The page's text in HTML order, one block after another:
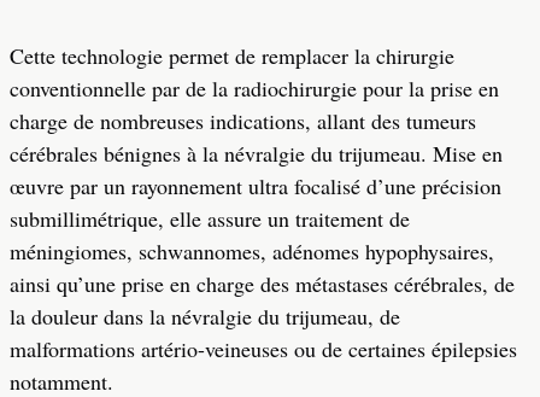
Cette technologie permet de remplacer la chirurgie
conventionnelle par de la radiochirurgie pour la prise en
charge de nombreuses indications, allant des tumeurs
cérébrales bénignes à la névralgie du trijumeau. Mise en
œuvre par un rayonnement ultra focalisé d’une précision
submillimétrique, elle assure un traitement de
méningiomes, schwannomes, adénomes hypophysaires,
ainsi qu’une prise en charge des métastases cérébrales, de
la douleur dans la névralgie du trijumeau, de
malformations artério-veineuses ou de certaines épilepsies
notamment.